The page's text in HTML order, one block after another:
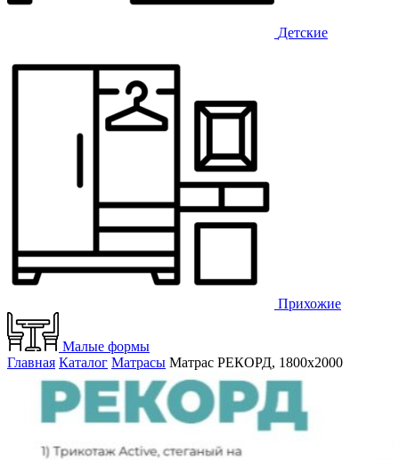
Детские
Прихожие
Малые формы
Главная Каталог Матрасы Матрас РЕКОРД, 1800х2000